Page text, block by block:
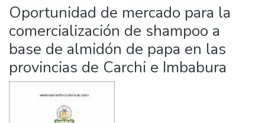
Estadísticas Externas
Manuales
Oportunidad de mercado para la
comercialización de shampoo a
base de almidón de papa en las
provincias de Carchi e Imbabura